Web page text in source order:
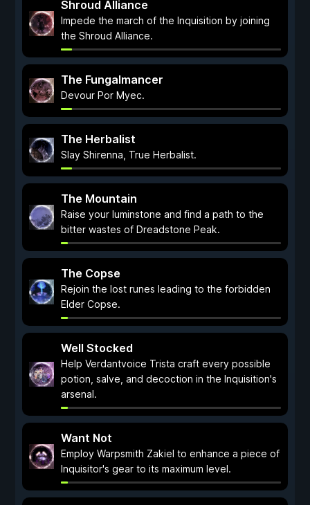
Shroud Alliance
Impede the march of the Inquisition by joining
the Shroud Alliance.
The Fungalmancer
Devour Por Myec.
The Herbalist
Slay Shirenna, True Herbalist.
The Mountain
Raise your luminstone and find a path to the
bitter wastes of Dreadstone Peak.
The Copse
Rejoin the lost runes leading to the forbidden
Elder Copse.
Well Stocked
Help Verdantvoice Trista craft every possible
potion, salve, and decoction in the Inquisition's
arsenal.
Want Not
Employ Warpsmith Zakiel to enhance a piece of
Inquisitor's gear to its maximum level.